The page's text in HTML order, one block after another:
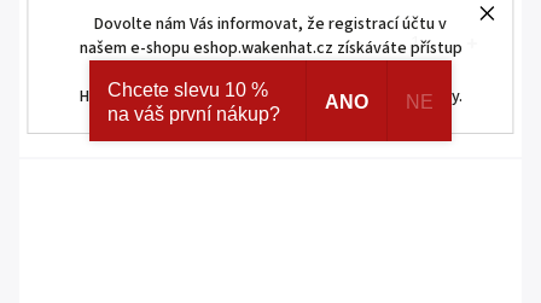
Dovolte nám Vás informovat, že registrací účtu v
našem e-shopu eshop.wakenhat.cz získáváte přístup
HOMEMATIC IP. Navíc registrací získáváte různé slevy.
Chcete slevu 10 %
na váš první nákup?
ANO NE